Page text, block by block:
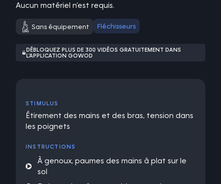
Aucun matériel n’est requis.
Sans équipement Fléchisseurs
DÉBLOQUEZ PLUS DE 300 VIDÉOS GRATUITEMENT DANS
L’APPLICATION GOWOD
STIMULUS
Étirement des mains et des bras, tension dans
les poignets
INSTRUCTIONS
À genoux, paumes des mains à plat sur le
sol